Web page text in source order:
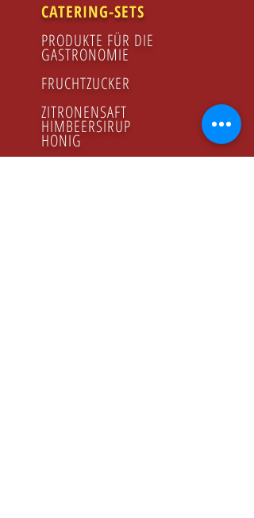
CATERING-SETS
PRODUKTE FÜR DIE
GASTRONOMIE
FRUCHTZUCKER
ZITRONENSAFT
HIMBEERSIRUP
HONIG